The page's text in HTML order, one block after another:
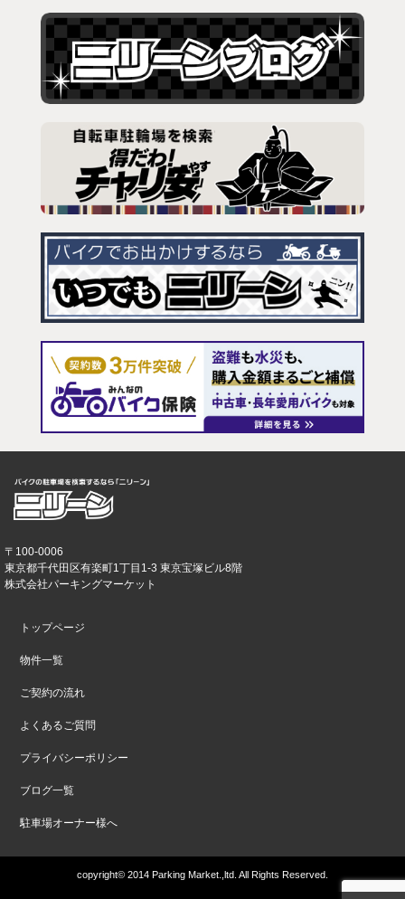
〒100-0006
東京都千代田区有楽町1丁目1-3 東京宝塚ビル8階
株式会社パーキングマーケット
トップページ
物件一覧
ご契約の流れ
よくあるご質問
プライバシーポリシー
ブログ一覧
駐車場オーナー様へ
copyright© 2014 Parking Market.,ltd. All Rights Reserved.